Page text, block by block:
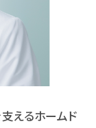
えるホームド